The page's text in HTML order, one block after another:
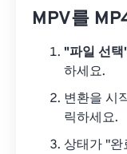
MPV를
"파일 선
하세요.
변환을 시
릭하세요.
상태가 "완